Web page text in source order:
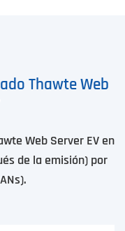
Thawte Web
Web Server EV en
de la emisión) por